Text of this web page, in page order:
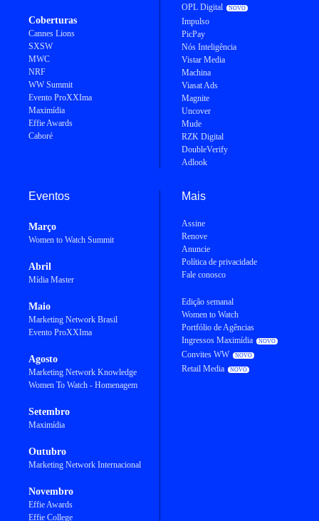
Coberturas
Cannes Lions
SXSW
MWC
NRF
WW Summit
Evento ProXXIma
Maximídia
Effie Awards
Caboré
OPL Digital
Impulso
PicPay
Nós Inteligência
Vistar Media
Machina
Viasat Ads
Magnite
Uncover
Mude
RZK Digital
DoubleVerify
Adlook
Eventos
Março
Women to Watch Summit
Abril
Mídia Master
Maio
Marketing Network Brasil
Evento ProXXIma
Agosto
Marketing Network Knowledge
Women To Watch - Homenagem
Setembro
Maximídia
Outubro
Marketing Network Internacional
Novembro
Effie Awards
Effie College
Mais
Assine
Renove
Anuncie
Política de privacidade
Fale conosco
Edição semanal
Women to Watch
Portfólio de Agências
Ingressos Maximídia
Convites WW
Retail Media